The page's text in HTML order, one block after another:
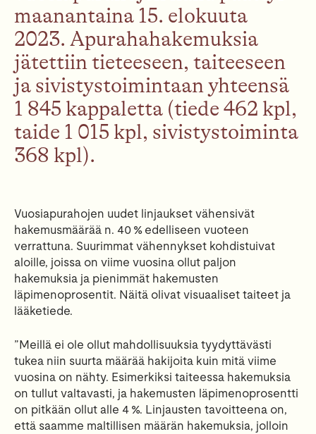
maanantaina 15. elokuuta
2023. Apurahahakemuksia
jätettiin tieteeseen, taiteeseen
ja sivistystoimintaan yhteensä
1 845 kappaletta (tiede 462 kpl,
taide 1 015 kpl, sivistystoiminta
368 kpl).
Vuosiapurahojen uudet linjaukset vähensivät
hakemusmäärää n. 40 % edelliseen vuoteen
verrattuna. Suurimmat vähennykset kohdistuivat
aloille, joissa on viime vuosina ollut paljon
hakemuksia ja pienimmät hakemusten
läpimenoprosentit. Näitä olivat visuaaliset taiteet ja
lääketiede.
”Meillä ei ole ollut mahdollisuuksia tyydyttävästi
tukea niin suurta määrää hakijoita kuin mitä viime
vuosina on nähty. Esimerkiksi taiteessa hakemuksia
on tullut valtavasti, ja hakemusten läpimenoprosentti
on pitkään ollut alle 4 %. Linjausten tavoitteena on,
että saamme maltillisen määrän hakemuksia, jolloin